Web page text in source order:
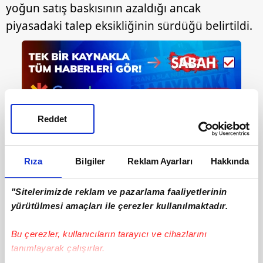
Rıza Bilgiler Reklam Ayarları Hakkında
"Sitelerimizde reklam ve pazarlama faaliyetlerinin
yürütülmesi amaçları ile çerezler kullanılmaktadır.
Bu çerezler, kullanıcıların tarayıcı ve cihazlarını
tanımlayarak çalışırlar.
Reddet
yoğun satış baskısının azaldığı ancak
piyasadaki talep eksikliğinin sürdüğü belirtildi.
DİĞER FOTOĞRAFLAR İÇİN İLERLEYİNİZ